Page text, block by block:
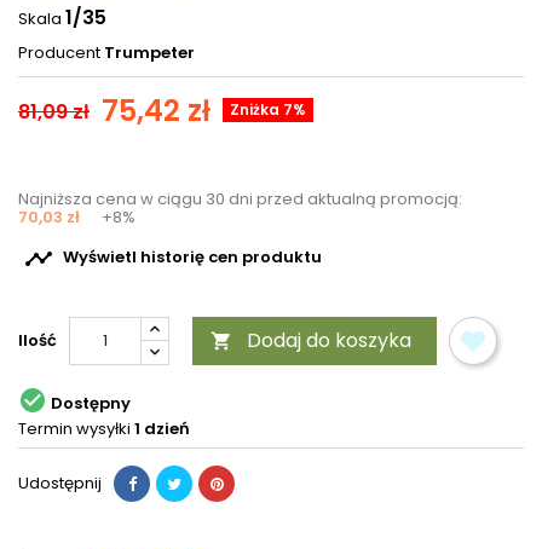
Skala 1/35
Producent Trumpeter
81,09 zł 75,42 zł Zniżka 7%
Najniższa cena w ciągu 30 dni przed aktualną promocją:
70,03 zł +8%
 Wyświetl historię cen produktu
Ilość  Dodaj do koszyka
 Dostępny
Termin wysyłki 1 dzień
Udostępnij